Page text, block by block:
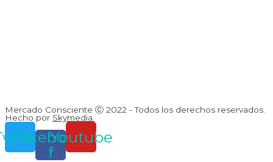
Mercado Consciente Ⓒ 2022 - Todos los derechos reservados.
Hecho por Skymedia.
Facebook-
f
Youtube